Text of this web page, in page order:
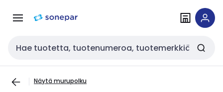
navigointiinsisältöön
Haku
Näytä murupolku